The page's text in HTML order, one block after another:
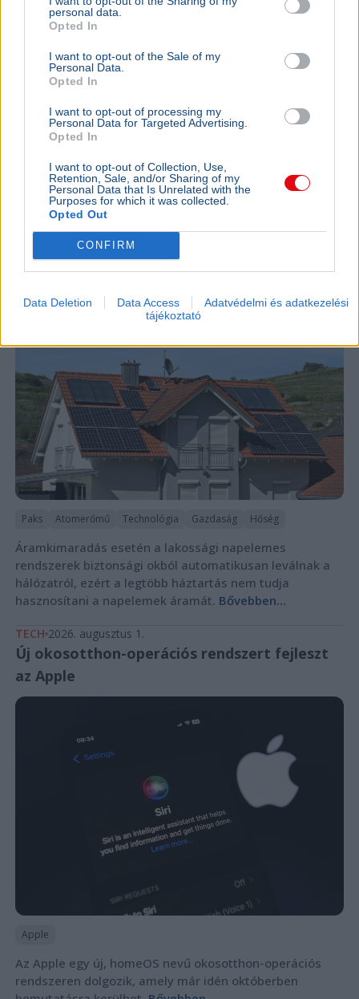
personal data.
Opted In
I want to opt-out of the Sale of my
Personal Data.
Opted In
I want to opt-out of processing my
Personal Data for Targeted Advertising.
Opted In
I want to opt-out of Collection, Use,
Retention, Sale, and/or Sharing of my
Personal Data that Is Unrelated with the
Purposes for which it was collected.
Opted Out
CONFIRM
Data Deletion Data Access
Adatvédelmi és adatkezelési
tájékoztató
António Guterres ENSZ-főtitkár szerint az erős El Niño
miatt forró nyárvége és ősz várható, a WMO szerint a
hatások novemberben tetőznek.Bővebben...
2026. augusztus 2.
Hiába van 350 ezer napelem
Magyarországon, egy áramszünet alatt
tehetetlenek
Paks Atomerőmű Technológia Gazdaság Hőség
Áramkimaradás esetén a lakossági napelemes
rendszerek biztonsági okból automatikusan leválnak a
hálózatról, ezért a legtöbb háztartás nem tudja
hasznosítani a napelemek áramát. Bővebben...
TECH 2026. augusztus 1.
Új okosotthon-operációs rendszert fejleszt
az Apple
Apple
Az Apple egy új, homeOS nevű okosotthon-operációs
rendszeren dolgozik, amely már idén októberben